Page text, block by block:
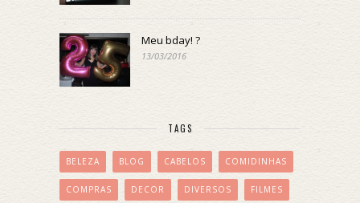
Meu bday! ?
13/03/2016
TAGS
BELEZA BLOG CABELOS COMIDINHAS
COMPRAS DECOR DIVERSOS FILMES